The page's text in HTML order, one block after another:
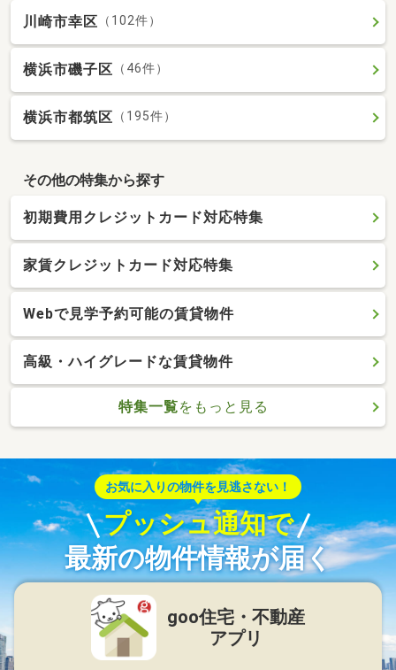
川崎市幸区 （102件）
横浜市磯子区 （46件）
横浜市都筑区 （195件）
その他の特集から探す
初期費用クレジットカード対応特集
家賃クレジットカード対応特集
Webで見学予約可能の賃貸物件
高級・ハイグレードな賃貸物件
特集一覧をもっと見る
お気に入りの物件を見逃さない！
プッシュ通知で
最新の物件情報が届く
goo住宅・不動産
アプリ